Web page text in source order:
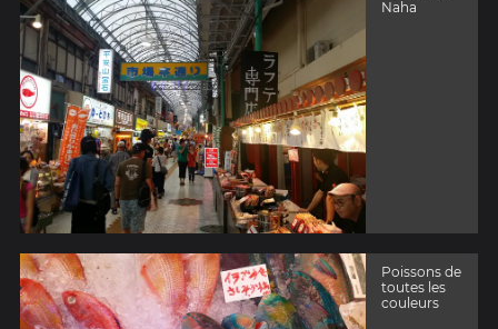
Naha
Poissons de
toutes les
couleurs